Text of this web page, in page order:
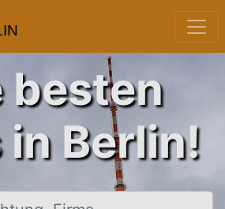
besten
Berlin!